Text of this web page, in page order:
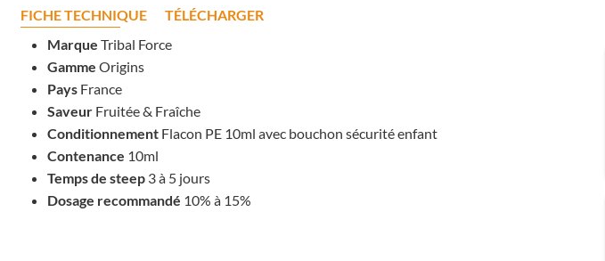
FICHE TECHNIQUE
TÉLÉCHARGER
Marque Tribal Force
Gamme Origins
PaysFrance
SaveurFruitée & Fraîche
Conditionnement Flacon PE 10ml avec bouchon sécurité enfant
Contenance 10ml
Temps de steep3 à 5 jours
Dosage recommandé 10% à 15%